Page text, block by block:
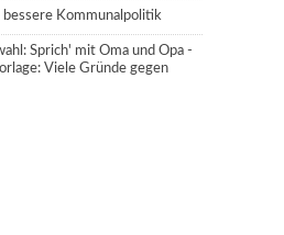
bessere Kommunalpolitik
Sprich' mit Oma und Opa -
Viele Gründe gegen